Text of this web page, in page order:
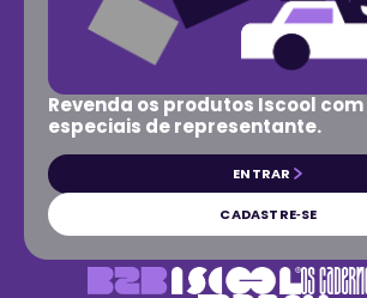
Revenda os produtos Iscool
especiais de representante.
ENTRAR
CADASTRE‑SE